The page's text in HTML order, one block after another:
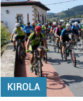
KIROLA